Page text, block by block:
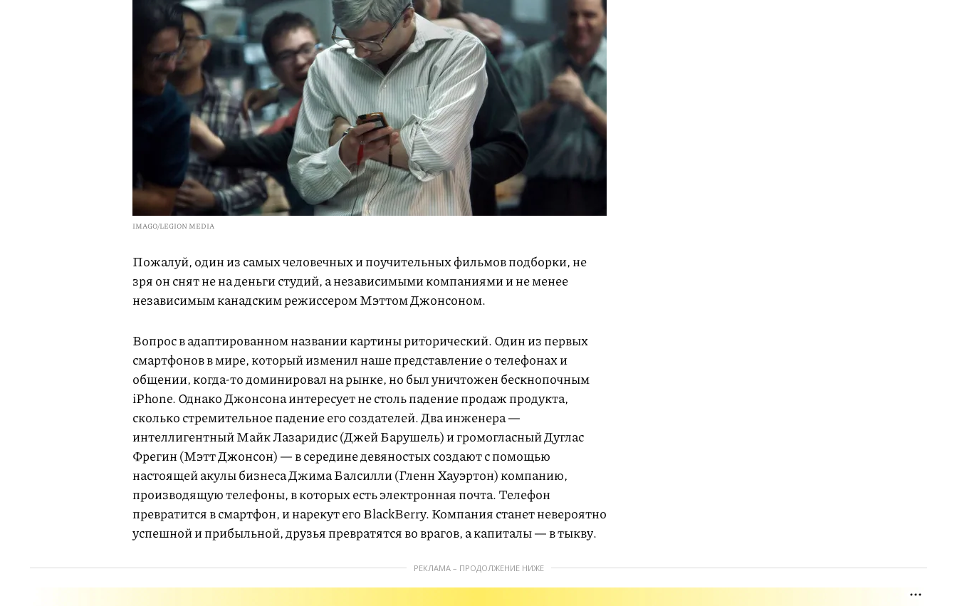
IMAGO/LEGION MEDIA
Пожалуй, один из самых человечных и поучительных фильмов подборки, не
зря он снят не на деньги студий, а независимыми компаниями и не менее
независимым канадским режиссером Мэттом Джонсоном.
Вопрос в адаптированном названии картины риторический. Один из первых
смартфонов в мире, который изменил наше представление о телефонах и
общении, когда-то доминировал на рынке, но был уничтожен бескнопочным
iPhone. Однако Джонсона интересует не столь падение продаж продукта,
сколько стремительное падение его создателей. Два инженера —
интеллигентный Майк Лазаридис (Джей Барушель) и громогласный Дуглас
Фрегин (Мэтт Джонсон) — в середине девяностых создают с помощью
настоящей акулы бизнеса Джима Балсилли (Гленн Хауэртон) компанию,
производящую телефоны, в которых есть электронная почта. Телефон
превратится в смартфон, и нарекут его BlackBerry. Компания станет невероятно
успешной и прибыльной, друзья превратятся во врагов, а капиталы — в тыкву.
РЕКЛАМА – ПРОДОЛЖЕНИЕ НИЖЕ